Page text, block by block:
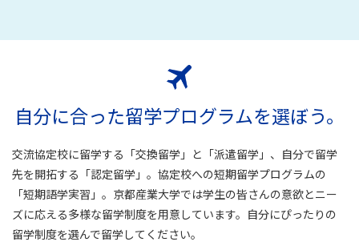
自分に合った留学プログラムを選ぼう。
交流協定校に留学する「交換留学」と「派遣留学」、自分で留学
先を開拓する「認定留学」。協定校への短期留学プログラムの
「短期語学実習」。京都産業大学では学生の皆さんの意欲とニー
ズに応える多様な留学制度を用意しています。自分にぴったりの
留学制度を選んで留学してください。